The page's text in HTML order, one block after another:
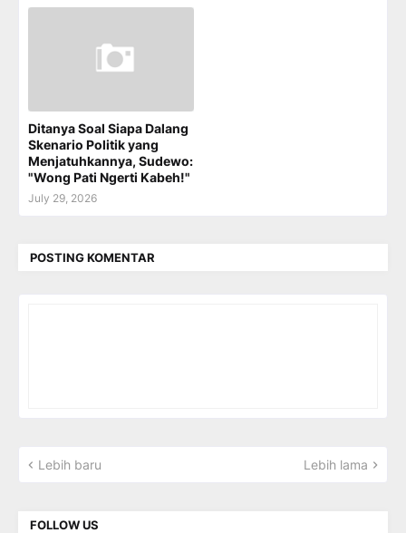
Ditanya Soal Siapa Dalang
Skenario Politik yang
Menjatuhkannya, Sudewo:
"Wong Pati Ngerti Kabeh!"
July 29, 2026
POSTING KOMENTAR
Lebih baru Lebih lama
FOLLOW US